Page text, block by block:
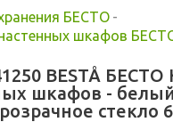
БЕСТО -
шкафов
BESTÅ
шкафов -
стекло